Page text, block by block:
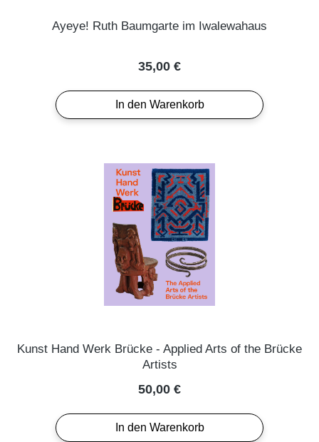
Ayeye! Ruth Baumgarte im Iwalewahaus
Regulärer Preis:
35,00 €
In den Warenkorb
Kunst Hand Werk Brücke - Applied Arts of the Brücke
Artists
Regulärer Preis:
50,00 €
In den Warenkorb